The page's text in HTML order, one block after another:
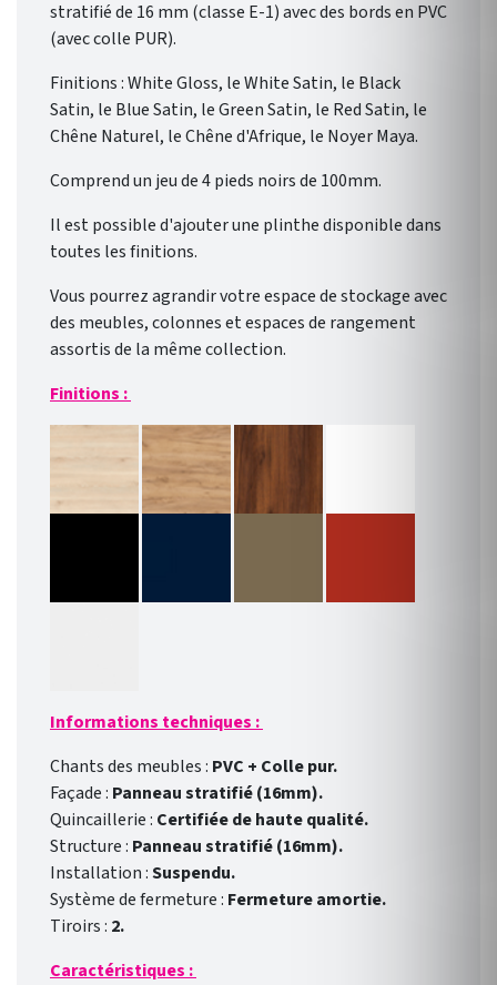
stratifié de 16 mm (classe E-1) avec des bords en PVC
(avec colle PUR).
Finitions : White Gloss, le White Satin, le Black
Satin, le Blue Satin, le Green Satin, le Red Satin, le
Chêne Naturel, le Chêne d'Afrique, le Noyer Maya.
Comprend un jeu de 4 pieds noirs de 100mm.
Il est possible d'ajouter une plinthe disponible dans
toutes les finitions.
Vous pourrez agrandir votre espace de stockage avec
des meubles, colonnes et espaces de rangement
assortis de la même collection.
Finitions :
Informations techniques :
Chants des meubles : PVC + Colle pur.
Façade : Panneau stratifié (16mm).
Quincaillerie : Certifiée de haute qualité.
Structure : Panneau stratifié (16mm).
Installation :Suspendu.
Système de fermeture : Fermeture amortie.
Tiroirs : 2.
Caractéristiques :